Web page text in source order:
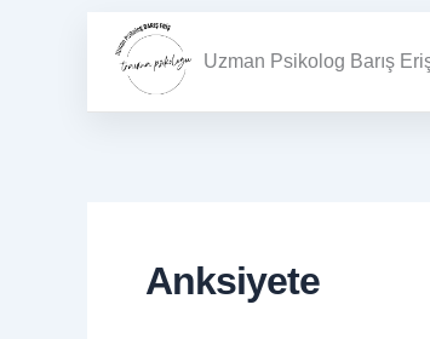
Uzman Psikolog Barış
Anksiyete